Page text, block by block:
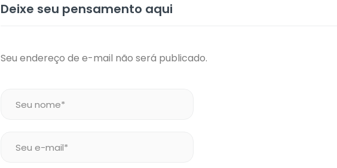
Deixe seu pensamento aqui
Seu endereço de e-mail não será publicado.